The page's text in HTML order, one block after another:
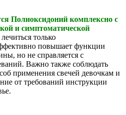
Полиоксидоний комплексно с
и симптоматической
только
повышает функции
но не справляется с
Важно также соблюдать
применения свечей девочкам и
от требований инструкции